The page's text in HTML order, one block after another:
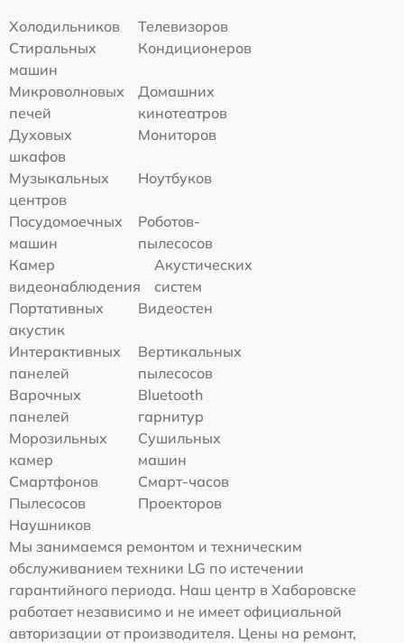
Холодильников
Телевизоров
Стиральных
машин
Кондиционеров
Микроволновых
печей
Домашних
кинотеатров
Духовых
шкафов
Мониторов
Музыкальных
центров
Ноутбуков
Посудомоечных
машин
Роботов-
пылесосов
Камер
видеонаблюдения
Акустических
систем
Портативных
акустик
Видеостен
Интерактивных
панелей
Вертикальных
пылесосов
Варочных
панелей
Bluetooth
гарнитур
Морозильных
камер
Сушильных
машин
Смартфонов
Смарт-часов
Пылесосов
Проекторов
Наушников
Мы занимаемся ремонтом и техническим
обслуживанием техники LG по истечении
гарантийного периода. Наш центр в Хабаровске
работает независимо и не имеет официальной
авторизации от производителя. Цены на ремонт,